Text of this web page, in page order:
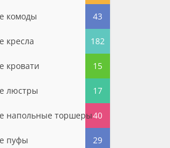
комоды 43
кресла 182
кровати 15
люстры 17
напольные торшеры40
пуфы 29